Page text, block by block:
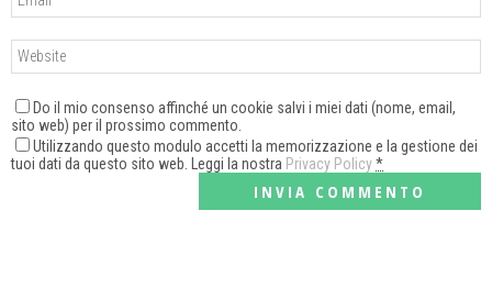
Do il mio consenso affinché un cookie salvi i miei dati (nome, email,
sito web) per il prossimo commento.
Utilizzando questo modulo accetti la memorizzazione e la gestione dei
tuoi dati da questo sito web. Leggi la nostra Privacy Policy*